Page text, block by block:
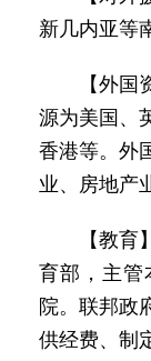
新几内亚等
【外
源为美国、
香港等。外
业、房地产
【教
育部，主管
院。联邦政
供经费、制